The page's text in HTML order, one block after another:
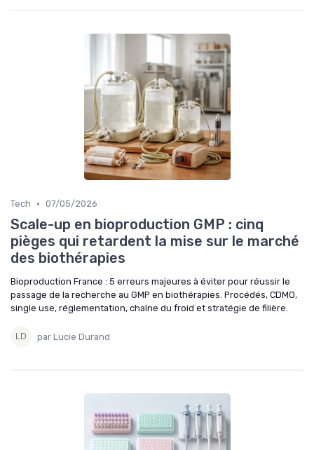
Tech • 07/05/2026
Scale-up en bioproduction GMP : cinq
pièges qui retardent la mise sur le marché
des biothérapies
Bioproduction France : 5 erreurs majeures à éviter pour réussir le
passage de la recherche au GMP en biothérapies. Procédés, CDMO,
single use, réglementation, chaîne du froid et stratégie de filière.
par Lucie Durand